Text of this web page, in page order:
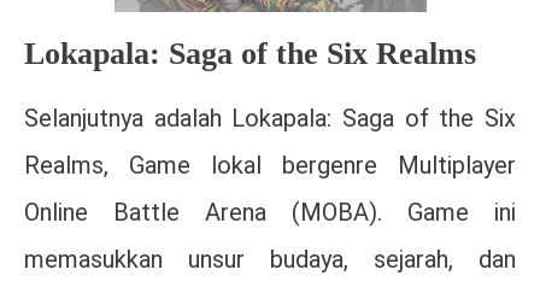
Lokapala: Saga of the Six Realms
Selanjutnya adalah Lokapala: Saga of the Six
Realms, Game lokal bergenre Multiplayer
Online Battle Arena (MOBA). Game ini
memasukkan unsur budaya, sejarah, dan